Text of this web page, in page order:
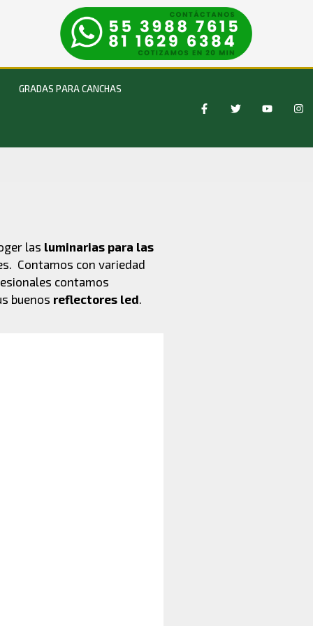
GRADAS PARA CANCHAS
las luminarias para las
Contamos con variedad
contamos
buenos reflectores led.